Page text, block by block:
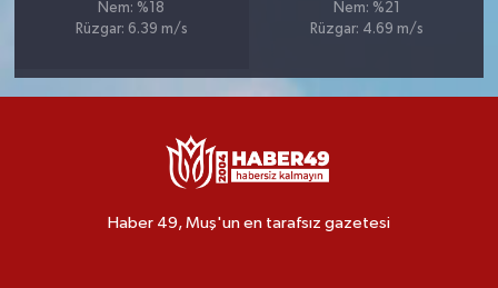
Nem: %18
Rüzgar: 6.39 m/s
Nem: %21
Rüzgar: 4.69 m/s
Haber 49, Muş'un en tarafsız gazetesi